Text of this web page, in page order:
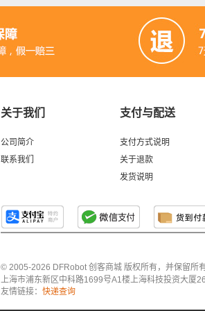
关于我们
公司简介
联系我们
支付与配送
支付方式说明
关于退款
发货说明
© 2005-2026 DFRobot 创客商城 版权所有，并保留所有
上海市浦东新区中科路1699号A1楼上海科技投资大厦
友情链接： 快递查询